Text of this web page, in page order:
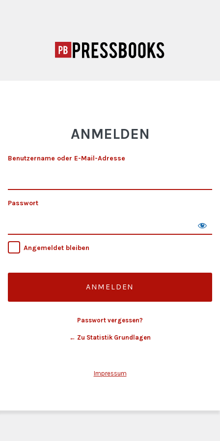
ANMELDEN
Benutzername oder E-Mail-Adresse
Passwort
Angemeldet bleiben
Passwort vergessen?
← Zu Statistik Grundlagen
Impressum